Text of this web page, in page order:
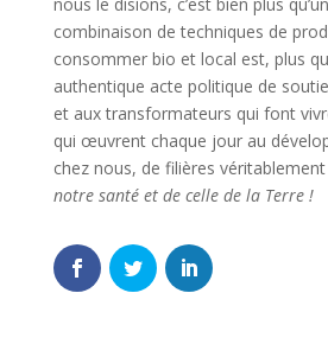
combinaison de techniques de
consommer bio et local est, plus
authentique acte politique de
et aux transformateurs qui font
qui œuvrent chaque jour au
chez nous, de filières
notre santé et de celle de la Terre !